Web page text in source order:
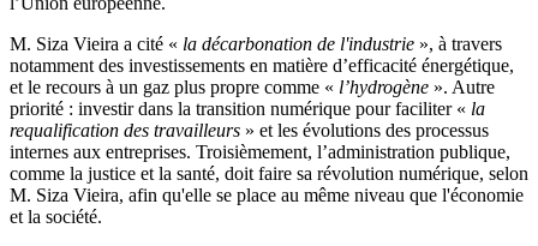
M. Siza Vieira a cité « la décarbonation de l'industrie », à travers
notamment des investissements en matière d’efficacité énergétique,
et le recours à un gaz plus propre comme « l’hydrogène ». Autre
priorité : investir dans la transition numérique pour faciliter « la
requalification des travailleurs » et les évolutions des processus
internes aux entreprises. Troisièmement, l’administration publique,
comme la justice et la santé, doit faire sa révolution numérique, selon
M. Siza Vieira, afin qu'elle se place au même niveau que l'économie
et la société.